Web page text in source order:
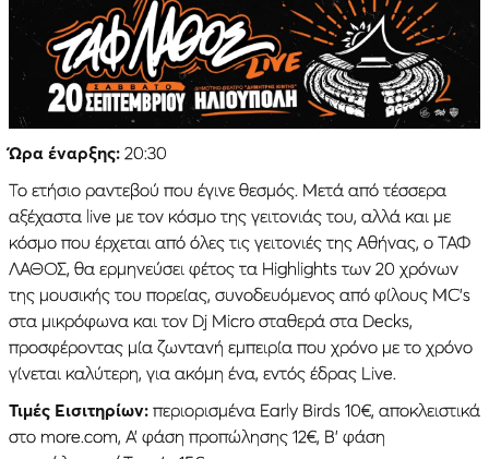
Ώρα έναρξης: 20:30
Το ετήσιο ραντεβού που έγινε θεσμός. Μετά από τέσσερα
αξέχαστα live με τον κόσμο της γειτονιάς του, αλλά και με
κόσμο που έρχεται από όλες τις γειτονιές της Αθήνας, ο ΤΑΦ
ΛΑΘΟΣ, θα ερμηνεύσει φέτος τα Highlights των 20 χρόνων
της μουσικής του πορείας, συνοδευόμενος από φίλους MC’s
στα μικρόφωνα και τον Dj Micro σταθερά στα Decks,
προσφέροντας μία ζωντανή εμπειρία που χρόνο με το χρόνο
γίνεται καλύτερη, για ακόμη ένα, εντός έδρας Live.
Τιμές Εισιτηρίων: περιορισμένα Early Birds 10€, αποκλειστικά
στο more.com, Α’ φάση προπώλησης 12€, Β’ φάση